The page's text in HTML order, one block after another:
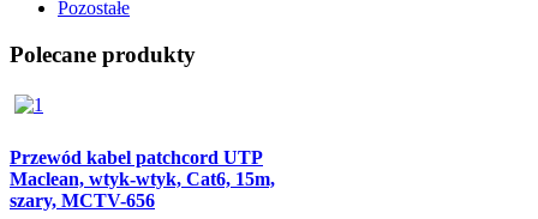
Pozostałe
Polecane produkty
Przewód kabel patchcord UTP
Maclean, wtyk-wtyk, Cat6, 15m,
szary, MCTV-656